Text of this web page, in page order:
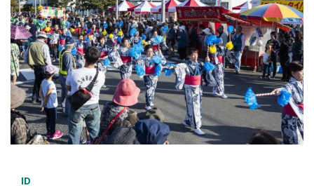
ID